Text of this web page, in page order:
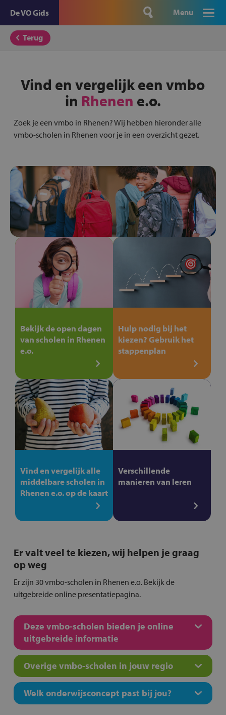
De VO Gids Menu
Terug
Vind en vergelijk een vmbo
in Rhenen e.o.
Zoek je een vmbo in Rhenen? Wij hebben hieronder alle
vmbo-scholen in Rhenen voor je in een overzicht gezet.
Bekijk de open dagen
van scholen in Rhenen
e.o.
Hulp nodig bij het
kiezen? Gebruik het
stappenplan
Vind en vergelijk alle
middelbare scholen in
Rhenen e.o. op de kaart
Verschillende
manieren van leren
Er valt veel te kiezen, wij helpen je graag
op weg
Er zijn 30 vmbo-scholen in Rhenen e.o. Bekijk de
uitgebreide online presentatiepagina.
Deze vmbo-scholen bieden je online
uitgebreide informatie
Overige vmbo-scholen in jouw regio
Welk onderwijsconcept past bij jou?